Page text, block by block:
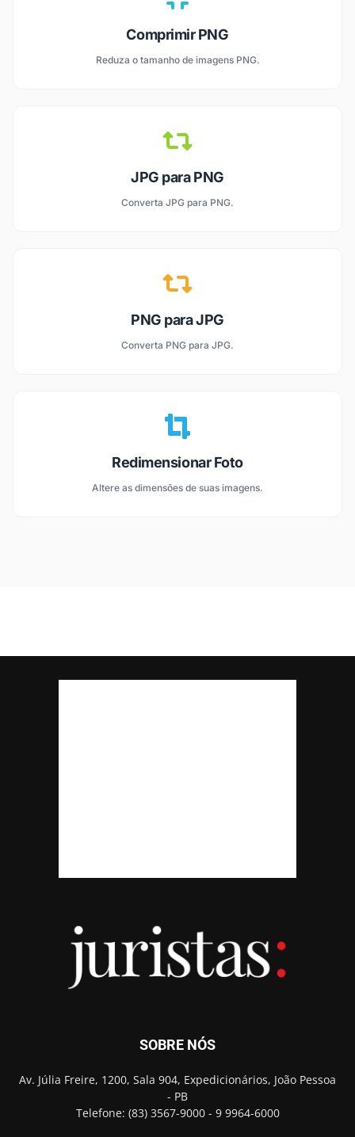
SOBRE NÓS
Av. Júlia Freire, 1200, Sala 904, Expedicionários, João Pessoa
- PB
Telefone: (83) 3567-9000 - 9 9964-6000